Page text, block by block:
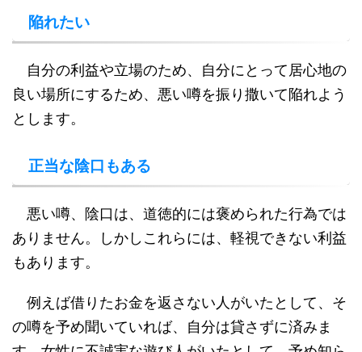
陥れたい
自分の利益や立場のため、自分にとって居心地の
良い場所にするため、悪い噂を振り撒いて陥れよう
とします。
正当な陰口もある
悪い噂、陰口は、道徳的には褒められた行為では
ありません。しかしこれらには、軽視できない利益
もあります。
例えば借りたお金を返さない人がいたとして、そ
の噂を予め聞いていれば、自分は貸さずに済みま